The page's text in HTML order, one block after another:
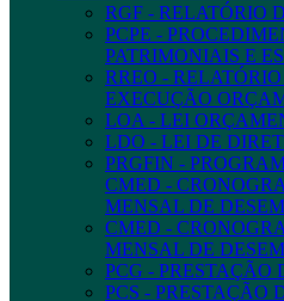
RGF - RELATÓRIO
PCPE -
PATRIMONIAIS E
RREO -
EXECUÇÃO
LOA - LEI
LDO - LEI DE
PRGFIN -
CMED -
MENSAL DE
CMED -
MENSAL DE
PCG - PRESTAÇÃO
PCS - PRESTAÇÃO